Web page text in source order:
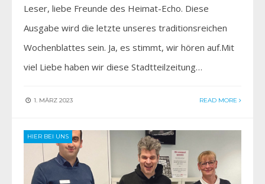
Leser, liebe Freunde des Heimat-Echo. Diese
Ausgabe wird die letzte unseres traditionsreichen
Wochenblattes sein. Ja, es stimmt, wir hören auf.Mit
viel Liebe haben wir diese Stadtteilzeitung…
1. MÄRZ 2023 READ MORE
HIER BEI UNS